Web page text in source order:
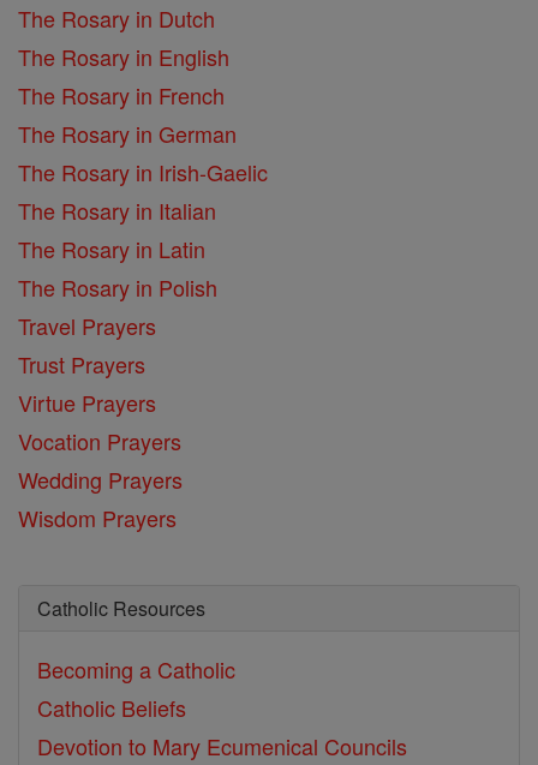
The Rosary in Dutch
The Rosary in English
The Rosary in French
The Rosary in German
The Rosary in Irish-Gaelic
The Rosary in Italian
The Rosary in Latin
The Rosary in Polish
Travel Prayers
Trust Prayers
Virtue Prayers
Vocation Prayers
Wedding Prayers
Wisdom Prayers
Catholic Resources
Becoming a Catholic
Catholic Beliefs
Devotion to Mary Ecumenical Councils